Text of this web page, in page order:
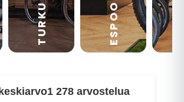
TURKU ESPOO
1 278 arvostelua